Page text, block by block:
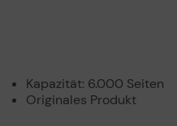
Kapazität: 6.000 Seiten
Originales Produkt